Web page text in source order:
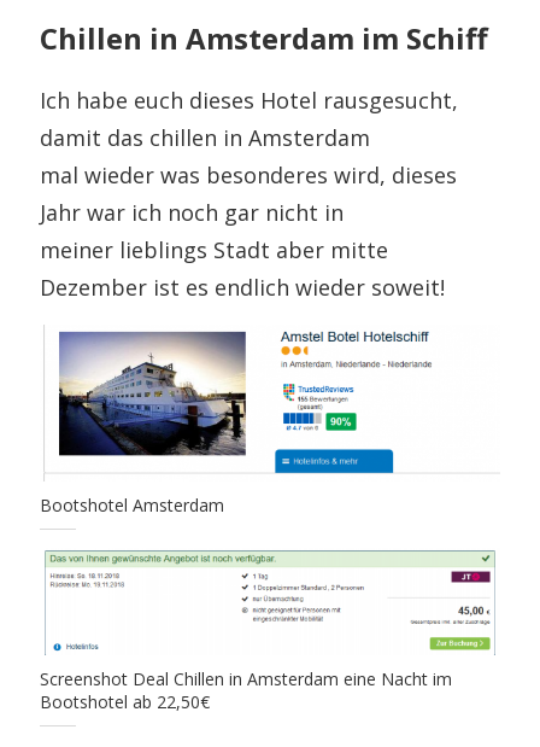
Chillen in Amsterdam im Schiff
Ich habe euch dieses Hotel rausgesucht,
damit das chillen in Amsterdam
mal wieder was besonderes wird, dieses
Jahr war ich noch gar nicht in
meiner lieblings Stadt aber mitte
Dezember ist es endlich wieder soweit!
Bootshotel Amsterdam
Screenshot Deal Chillen in Amsterdam eine Nacht im
Bootshotel ab 22,50€